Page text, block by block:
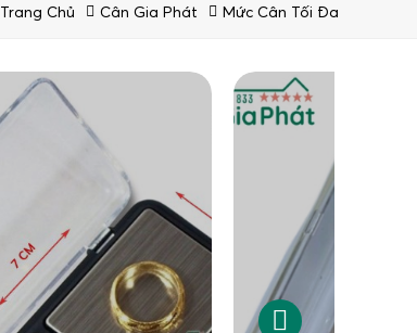
Trang Chủ Cân Gia Phát Mức Cân Tối Đa